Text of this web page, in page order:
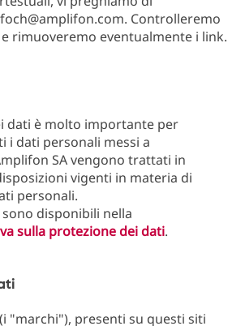
Controlleremo
rimuoveremo eventualmente i link.​
dati è molto importante per
i dati personali messi a
SA vengono trattati in
vigenti in materia di
personali.
disponibili nella
sulla protezione dei dati.
"marchi"), presenti su questi siti